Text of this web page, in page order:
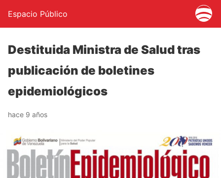
Espacio Público
Destituida Ministra de Salud tras
publicación de boletines
epidemiológicos
hace 9 años